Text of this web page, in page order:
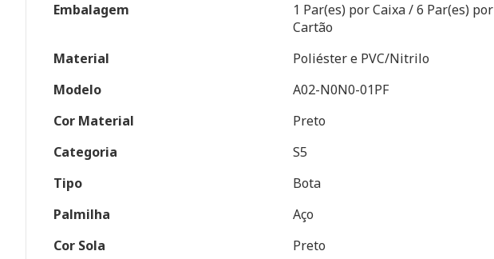
Embalagem
1 Par(es) por Caixa / 6 Par(es) por
Cartão
Material
Poliéster e PVC/Nitrilo
Modelo
A02-N0N0-01PF
Cor Material
Preto
Categoria
S5
Tipo
Bota
Palmilha
Aço
Cor Sola
Preto